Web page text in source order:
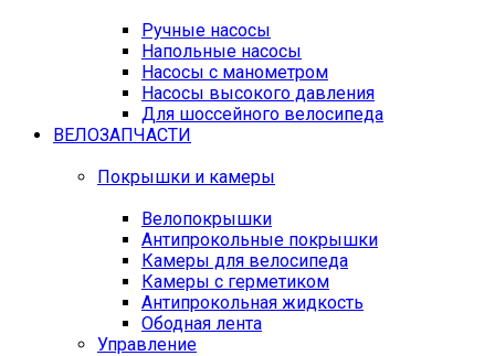
Ручные насосы
Напольные насосы
Насосы с манометром
Насосы высокого давления
Для шоссейного велосипеда
ВЕЛОЗАПЧАСТИ
Покрышки и камеры
Велопокрышки
Антипрокольные покрышки
Камеры для велосипеда
Камеры с герметиком
Антипрокольная жидкость
Ободная лента
Управление